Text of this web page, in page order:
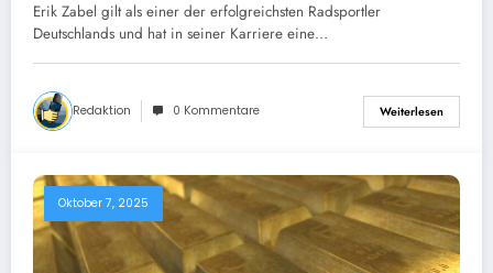
Erik Zabel gilt als einer der erfolgreichsten Radsportler
Deutschlands und hat in seiner Karriere eine…
Redaktion 0 Kommentare Weiterlesen
Oktober 7, 2025